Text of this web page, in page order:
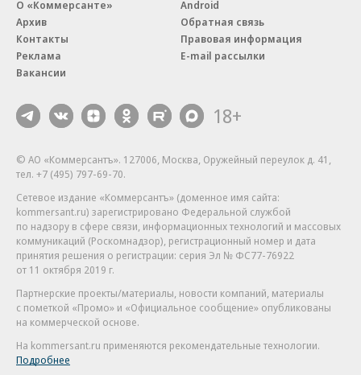
О «Коммерсанте»
Архив
Контакты
Реклама
Вакансии
Android
Обратная связь
Правовая информация
E-mail рассылки
18+
© АО «Коммерсантъ». 127006, Москва, Оружейный переулок д. 41,
тел. +7 (495) 797-69-70.
Сетевое издание «Коммерсантъ» (доменное имя сайта:
kommersant.ru) зарегистрировано Федеральной службой
по надзору в сфере связи, информационных технологий и массовых
коммуникаций (Роскомнадзор), регистрационный номер и дата
принятия решения о регистрации: серия Эл № ФС77-76922
от 11 октября 2019 г.
Партнерские проекты/материалы, новости компаний, материалы
с пометкой «Промо» и «Официальное сообщение» опубликованы
на коммерческой основе.
На kommersant.ru применяются рекомендательные технологии.
Подробнее